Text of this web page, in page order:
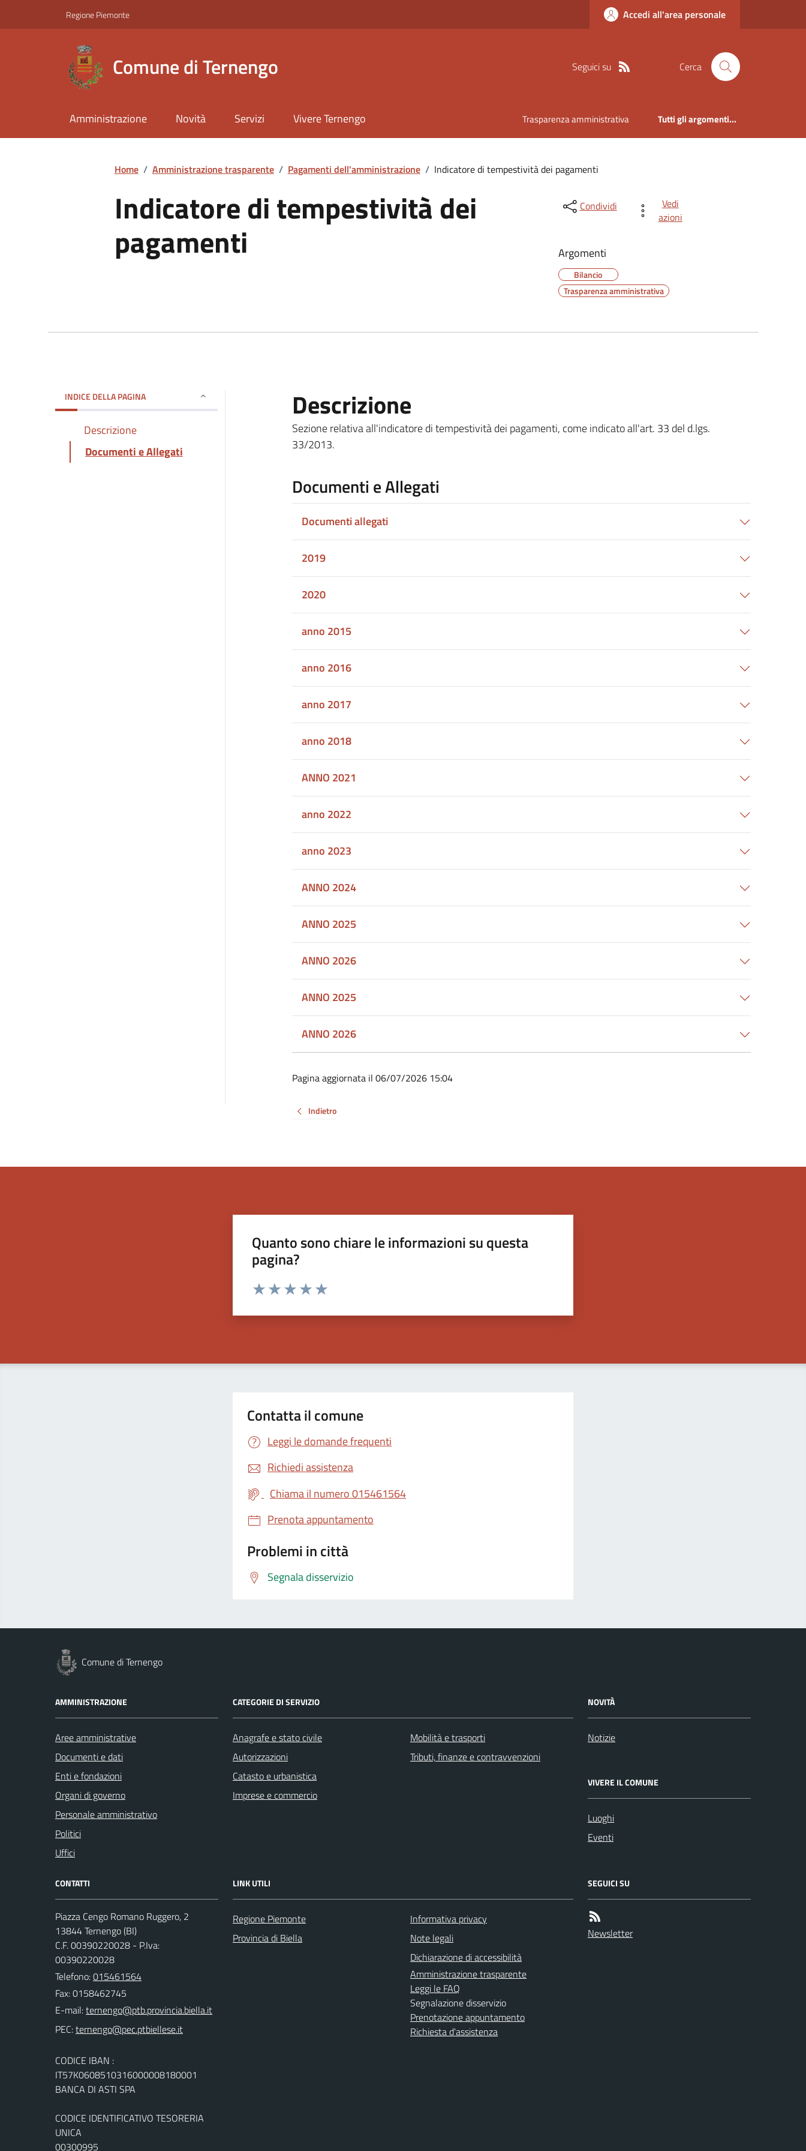
Regione Piemonte Accedi all'area personale
Comune di Ternengo Seguici su Cerca
Amministrazione Novità Servizi Vivere Ternengo Trasparenza amministrativa Tutti gli argomenti...
Home / Amministrazione trasparente / Pagamenti dell'amministrazione / Indicatore di tempestività dei pagamenti
Indicatore di tempestività dei
pagamenti
Condividi
Vedi
azioni
Argomenti
Bilancio
Trasparenza amministrativa
INDICE DELLA PAGINA
Descrizione
Documenti e Allegati
Descrizione
Sezione relativa all'indicatore di tempestività dei pagamenti, come indicato all'art. 33 del d.lgs.
33/2013.
Documenti e Allegati
Documenti allegati
2019
2020
anno 2015
anno 2016
anno 2017
anno 2018
ANNO 2021
anno 2022
anno 2023
ANNO 2024
ANNO 2025
ANNO 2026
ANNO 2025
ANNO 2026
Pagina aggiornata il 06/07/2026 15:04
Indietro
Quanto sono chiare le informazioni su questa
pagina?
Valuta da 1 a 5 stelle la pagina
Contatta il comune
Leggi le domande frequenti
Richiedi assistenza
Chiama il numero 015461564
Prenota appuntamento
Problemi in città
Segnala disservizio
Comune di Ternengo
AMMINISTRAZIONE
Aree amministrative
Documenti e dati
Enti e fondazioni
Organi di governo
Personale amministrativo
Politici
Uffici
CATEGORIE DI SERVIZIO
Anagrafe e stato civile
Autorizzazioni
Catasto e urbanistica
Imprese e commercio
Mobilità e trasporti
Tributi, finanze e contravvenzioni
NOVITÀ
Notizie
VIVERE IL COMUNE
Luoghi
Eventi
CONTATTI
Piazza Cengo Romano Ruggero, 2
13844 Ternengo (BI)
C.F. 00390220028 - P.Iva:
00390220028
Telefono:015461564
Fax: 0158462745
E-mail:
PEC:
CODICE IBAN :
IT57K0608510316000008180001
BANCA DI ASTI SPA
CODICE IDENTIFICATIVO TESORERIA
UNICA
00300995
LINK UTILI
Regione Piemonte
Provincia di Biella
Informativa privacy
Note legali
Dichiarazione di accessibilità
Amministrazione trasparente
Leggi le FAQ
Segnalazione disservizio
Prenotazione appuntamento
Richiesta d'assistenza
SEGUICI SU
Newsletter